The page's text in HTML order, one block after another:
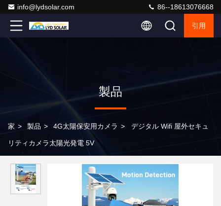
info@lydsolar.com 86--18613076668
引用
製品
家 > 製品 > 4G太陽保安用カメラ > デジタル Wifi 屋外セキュ
リティカメラ太陽光発電 5V